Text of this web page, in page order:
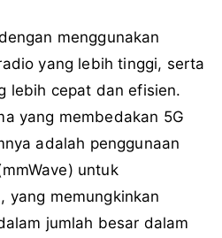
menggunakan
yang lebih tinggi, serta
lebih cepat dan efisien.
yang membedakan 5G
adalah penggunaan
untuk
yang memungkinkan
jumlah besar dalam